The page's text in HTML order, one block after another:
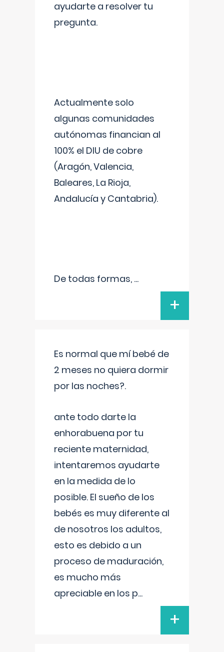
ayudarte a resolver tu
pregunta.
Actualmente solo
algunas comunidades
autónomas financian al
100% el DIU de cobre
(Aragón, Valencia,
Baleares, La Rioja,
Andalucía y Cantabria).
De todas formas, ...
+
Es normal que mí bebé de
2 meses no quiera dormir
por las noches?.
ante todo darte la
enhorabuena por tu
reciente maternidad,
intentaremos ayudarte
en la medida de lo
posible. El sueño de los
bebés es muy diferente al
de nosotros los adultos,
esto es debido a un
proceso de maduración,
es mucho más
apreciable en los p...
+